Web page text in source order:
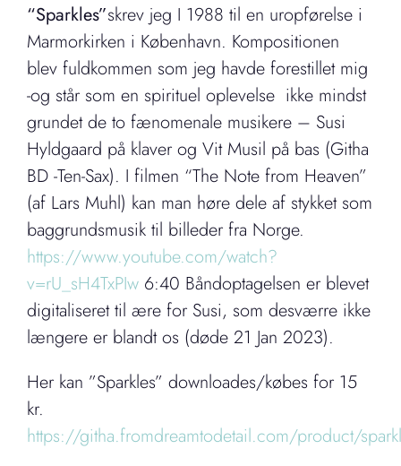
“Sparkles”skrev jeg I 1988 til en uropførelse i
Marmorkirken i København. Kompositionen
blev fuldkommen som jeg havde forestillet mig
-og står som en spirituel oplevelse ikke mindst
grundet de to fænomenale musikere – Susi
Hyldgaard på klaver og Vit Musil på bas (Githa
BD -Ten-Sax). I filmen “The Note from Heaven”
(af Lars Muhl) kan man høre dele af stykket som
baggrundsmusik til billeder fra Norge.
https://www.youtube.com/watch?
v=rU_sH4TxPIw 6:40 Båndoptagelsen er blevet
digitaliseret til ære for Susi, som desværre ikke
længere er blandt os (døde 21 Jan 2023).
Her kan ”Sparkles” downloades/købes for 15
kr.
https://githa.fromdreamtodetail.com/product/